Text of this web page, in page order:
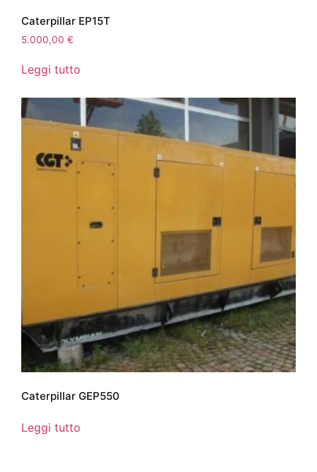
Caterpillar EP15T
5.000,00 €
Leggi tutto
Caterpillar GEP550
Leggi tutto